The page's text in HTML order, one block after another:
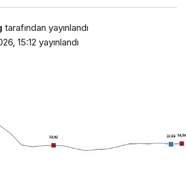
tarafından yayınlandı
15:12 yayınlandı